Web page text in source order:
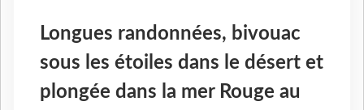
Longues randonnées, bivouac
sous les étoiles dans le désert et
plongée dans la mer Rouge au